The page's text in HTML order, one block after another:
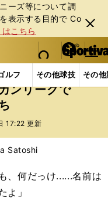
ーズ等について調
表⽰する⽬的で Co
こちら
閉じ
る
web Sportiva (webスポルティーバ)
検索
マイペ
ー
ジ
メニュ
ルフ その他球技 その
モーガンも発見！
ンリーグで
17:22 更新
Satoshi
、何だっけ......名前は
よ」